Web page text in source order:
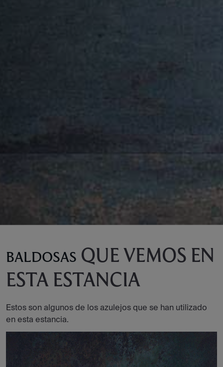
BALDOSAS QUE VEMOS EN
ESTA ESTANCIA
Estos son algunos de los azulejos que se han utilizado
en esta estancia.